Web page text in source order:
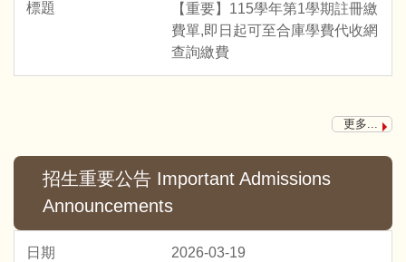
【重要】115學年第1學期註冊繳
費單,即日起可至合庫學費代收網
查詢繳費
更多...
招生重要公告 Important Admissions
Announcements
2026-03-19